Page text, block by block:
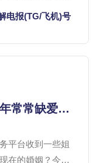
号成为一种既方
电报(TG/飞机)号
常常缺爱，
平台收到一些姐
在的婚姻？今天